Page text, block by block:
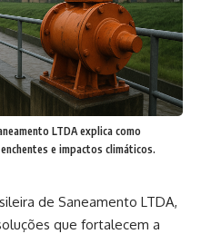
LTDA explica como
e impactos climáticos.
de Saneamento LTDA,
que fortalecem a